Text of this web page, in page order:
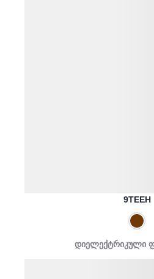
9TEEH
დიელექტრიკული